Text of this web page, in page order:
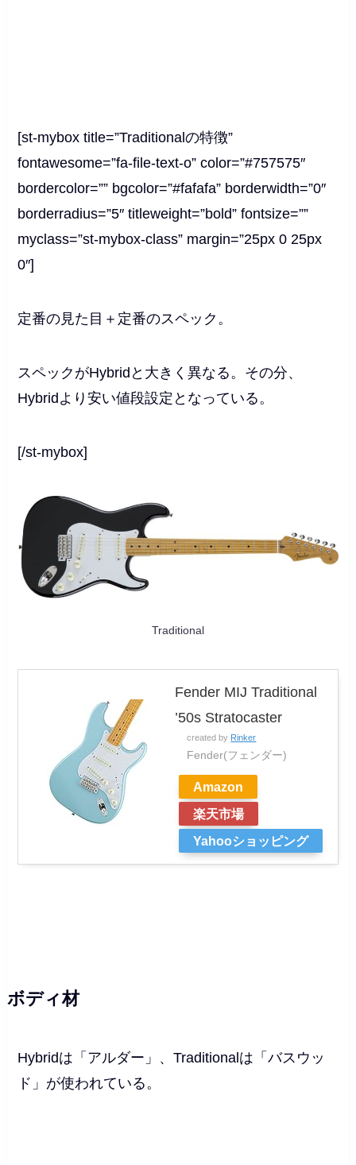
[st-mybox title=”Traditionalの特徴”
fontawesome=”fa-file-text-o” color=”#757575″
bordercolor=”” bgcolor=”#fafafa” borderwidth=”0″
borderradius=”5″ titleweight=”bold” fontsize=””
myclass=”st-mybox-class” margin=”25px 0 25px
0″]
定番の見た目＋定番のスペック。
スペックがHybrid と大きく異なる。その分、
Hybrid より安い値段設定となっている。
[/st-mybox]
Traditional
Fender MIJ Traditional
’50s Stratocaster
created by Rinker
Fender(フェンダー)
Amazon
楽天市場
Yahooショッピング
ボディ材
Hybridは「アルダー」、Traditionalは「バスウッ
ド」が使われている。